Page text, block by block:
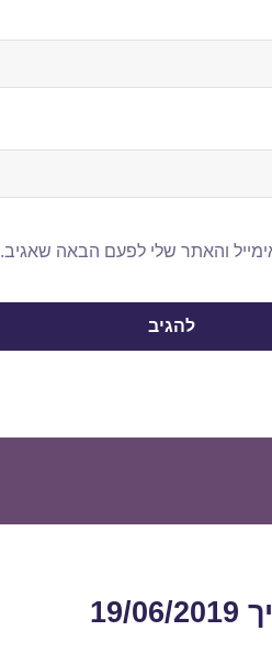
והאתר שלי לפעם הבאה שאגיב.